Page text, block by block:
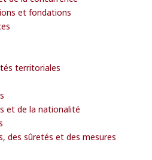
et fondations
territoriales
et de la nationalité
des sûretés et des mesures